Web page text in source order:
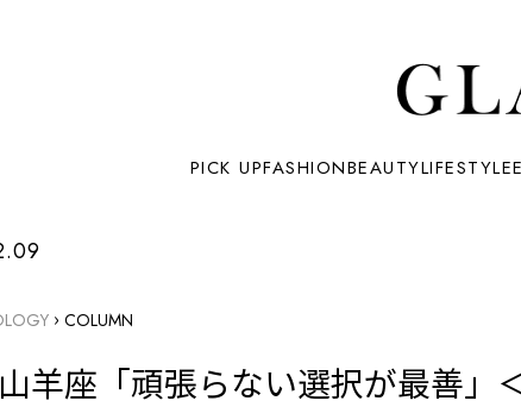
PICK UPFASHIONBEAUTYLIFESTYLE
› COLUMN
羊座「頑張らない選択が最善」